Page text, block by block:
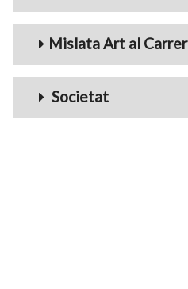
Mislata Art al Carrer
Societat